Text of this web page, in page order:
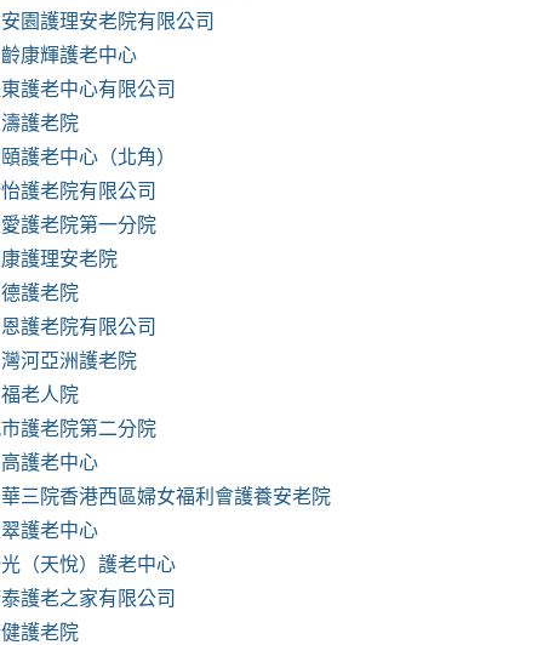
園護理安老院有限公司
康輝護老中心
護老中心有限公司
護老院
護老中心（北角）
護老院有限公司
護老院第一分院
護理安老院
護老院
護老院有限公司
河亞洲護老院
老人院
護老院第二分院
護老中心
三院香港西區婦女福利會護養安老院
護老中心
（天悅）護老中心
護老之家有限公司
護老院